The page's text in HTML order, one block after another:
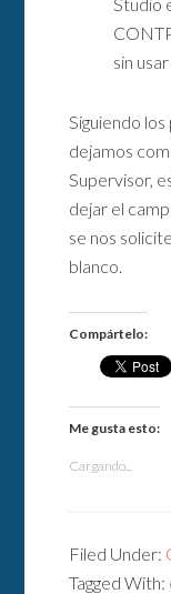
sin
Siguiendo
dejamos
Supervisor,
dejar el
se nos
blanco.
Compártelo:
Me gusta esto:
Cargando...
Filed Under:
Tagged With: